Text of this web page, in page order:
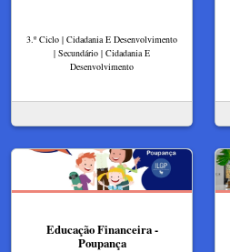
3.º Ciclo | Cidadania E Desenvolvimento
| Secundário | Cidadania E
Desenvolvimento
Educação Financeira -
Poupança